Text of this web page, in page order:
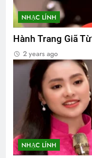
NHẠC LÍNH
Hành Trang Giã Từ
2 years ago
NHẠC LÍNH